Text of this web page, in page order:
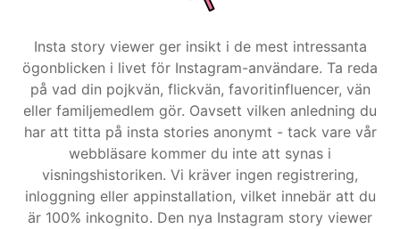
Insta story viewer ger insikt i de mest intressanta
ögonblicken i livet för Instagram-användare. Ta reda
på vad din pojkvän, flickvän, favoritinfluencer, vän
eller familjemedlem gör. Oavsett vilken anledning du
har att titta på insta stories anonymt - tack vare vår
webbläsare kommer du inte att synas i
visningshistoriken. Vi kräver ingen registrering,
inloggning eller appinstallation, vilket innebär att du
är 100% inkognito. Den nya Instagram story viewer